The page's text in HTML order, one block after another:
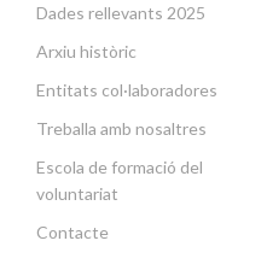
Dades rellevants 2025
Arxiu històric
Entitats col·laboradores
Treballa amb nosaltres
Escola de formació del
voluntariat
Contacte